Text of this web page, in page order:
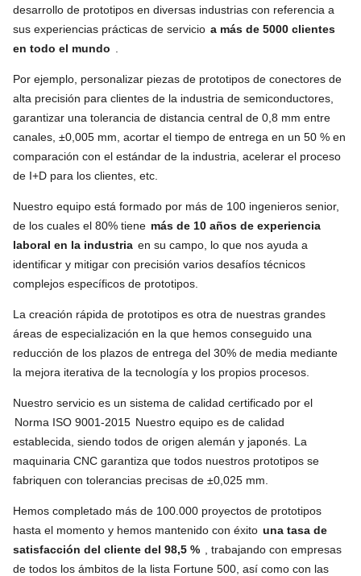
desarrollo de prototipos en diversas industrias con referencia a
sus experiencias prácticas de servicio a más de 5000 clientes
en todo el mundo
Por ejemplo, personalizar piezas de prototipos de conectores de
alta precisión para clientes de la industria de semiconductores,
garantizar una tolerancia de distancia central de 0,8 mm entre
canales, ±0,005 mm, acortar el tiempo de entrega en un 50 % en
comparación con el estándar de la industria, acelerar el proceso
de I+D para los clientes, etc.
Nuestro equipo está formado por más de 100 ingenieros senior,
de los cuales el 80% tiene más de 10 años de experiencia
laboral en la industria en su campo, lo que nos ayuda a
identificar y mitigar con precisión varios desafíos técnicos
complejos específicos de prototipos.
La creación rápida de prototipos es otra de nuestras grandes
áreas de especialización en la que hemos conseguido una
reducción de los plazos de entrega del 30% de media mediante
la mejora iterativa de la tecnología y los propios procesos.
Nuestro servicio es un sistema de calidad certificado por el
Norma ISO 9001-2015 Nuestro equipo es de calidad
establecida, siendo todos de origen alemán y japonés. La
maquinaria CNC garantiza que todos nuestros prototipos se
fabriquen con tolerancias precisas de ±0,025 mm.
Hemos completado más de 100.000 proyectos de prototipos
hasta el momento y hemos mantenido con éxito una tasa de
satisfacción del cliente del 98,5 %
, trabajando con empresas
de todos los ámbitos de la lista Fortune 500, así como con las